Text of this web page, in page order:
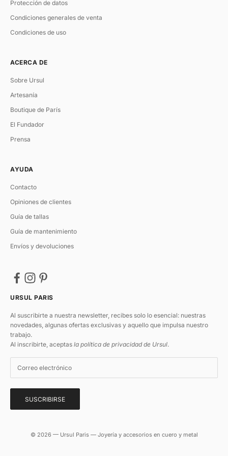
Protección de datos
Condiciones generales de venta
Condiciones de uso
ACERCA DE
Sobre Ursul
Artesanía
Boutique de París
El Fundador
Prensa
AYUDA
Contacto
Opiniones de clientes
Guía de tallas
Guía de mantenimiento
Envíos y devoluciones
URSUL PARIS
Al suscribirte a nuestra newsletter, recibes solo lo esencial: nuestras
novedades, algunas ofertas exclusivas y aquello que impulsa nuestro
trabajo.
Al inscribirte, aceptas la política de privacidad de Ursul.
SUSCRIBIRSE
© 2026 — Ursul Paris — Joyería y accesorios en cuero y metal